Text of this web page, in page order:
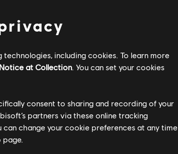
including cookies. To learn more
Notice at Collection. You can set your cookies
consent to sharing and recording of your
partners via these online tracking
can change your cookie preferences at any time